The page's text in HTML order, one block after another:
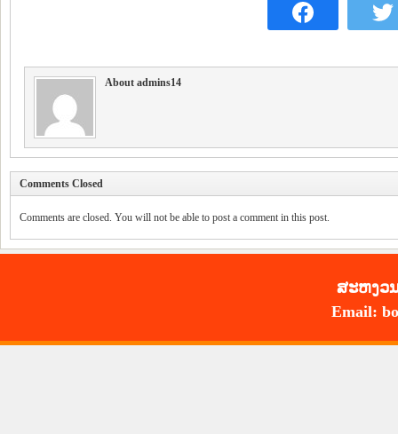
About admins14
Comments Closed
Comments are closed. You will not be able to post a comment in this post.
ສະ​ຫງວ
Email: